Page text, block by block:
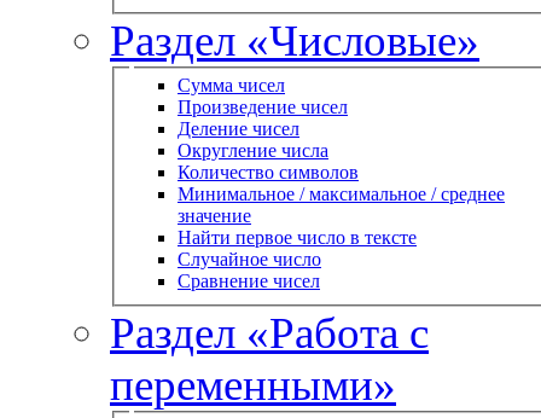
Раздел «Числовые»
Сумма чисел
Произведение чисел
Деление чисел
Округление числа
Количество символов
Минимальное / максимальное / среднее
значение
Найти первое число в тексте
Случайное число
Сравнение чисел
Раздел «Работа с
переменными»